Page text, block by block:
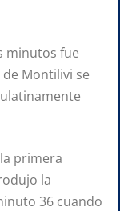
minutos fue
Montilivi se
primera
la
36 cuando